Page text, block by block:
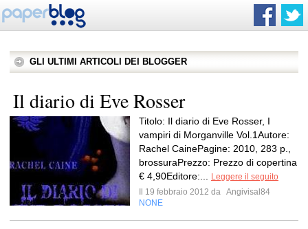
GLI ULTIMI ARTICOLI DEI BLOGGER
Il diario di Eve Rosser
Titolo: Il diario di Eve Rosser, I
vampiri di Morganville Vol.1Autore:
Rachel CainePagine: 2010, 283 p.,
brossuraPrezzo: Prezzo di copertina
€ 4,90Editore:...
Leggere il seguito
Il 19 febbraio 2012 da Angivisal84
NONE